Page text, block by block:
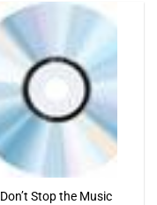
Don’t Stop the Music